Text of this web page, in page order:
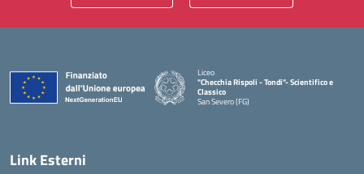
Liceo
"Checchia Rispoli - Tondi"- Scientifico e
Classico
San Severo (FG)
Link Esterni